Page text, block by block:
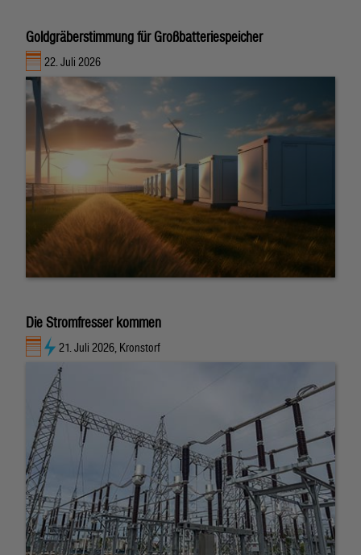
Goldgräberstimmung für Großbatteriespeicher
22. Juli 2026
Die Stromfresser kommen
21. Juli 2026, Kronstorf